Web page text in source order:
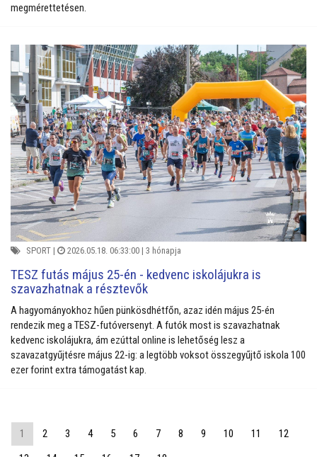
megmérettetésen.
SPORT | 2026.05.18. 06:33:00 | 3 hónapja
TESZ futás május 25-én - kedvenc iskolájukra is
szavazhatnak a résztevők
A hagyományokhoz hűen pünkösdhétfőn, azaz idén május 25-én
rendezik meg a TESZ-futóversenyt. A futók most is szavazhatnak
kedvenc iskolájukra, ám ezúttal online is lehetőség lesz a
szavazatgyűjtésre május 22-ig: a legtöbb voksot összegyűjtő iskola 100
ezer forint extra támogatást kap.
1 2 3 4 5 6 7 8 9 10 11
12